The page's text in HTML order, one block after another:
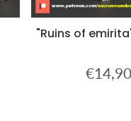
"Ruins of
Prix
€14,90